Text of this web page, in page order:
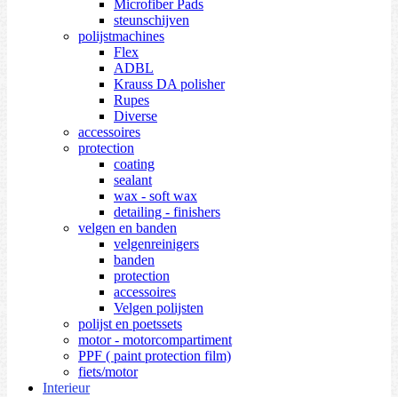
Microfiber Pads
steunschijven
polijstmachines
Flex
ADBL
Krauss DA polisher
Rupes
Diverse
accessoires
protection
coating
sealant
wax - soft wax
detailing - finishers
velgen en banden
velgenreinigers
banden
protection
accessoires
Velgen polijsten
polijst en poetssets
motor - motorcompartiment
PPF ( paint protection film)
fiets/motor
Interieur